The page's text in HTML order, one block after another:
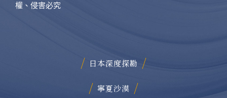
權、侵害必究
日本深度探勘
寧夏沙漠